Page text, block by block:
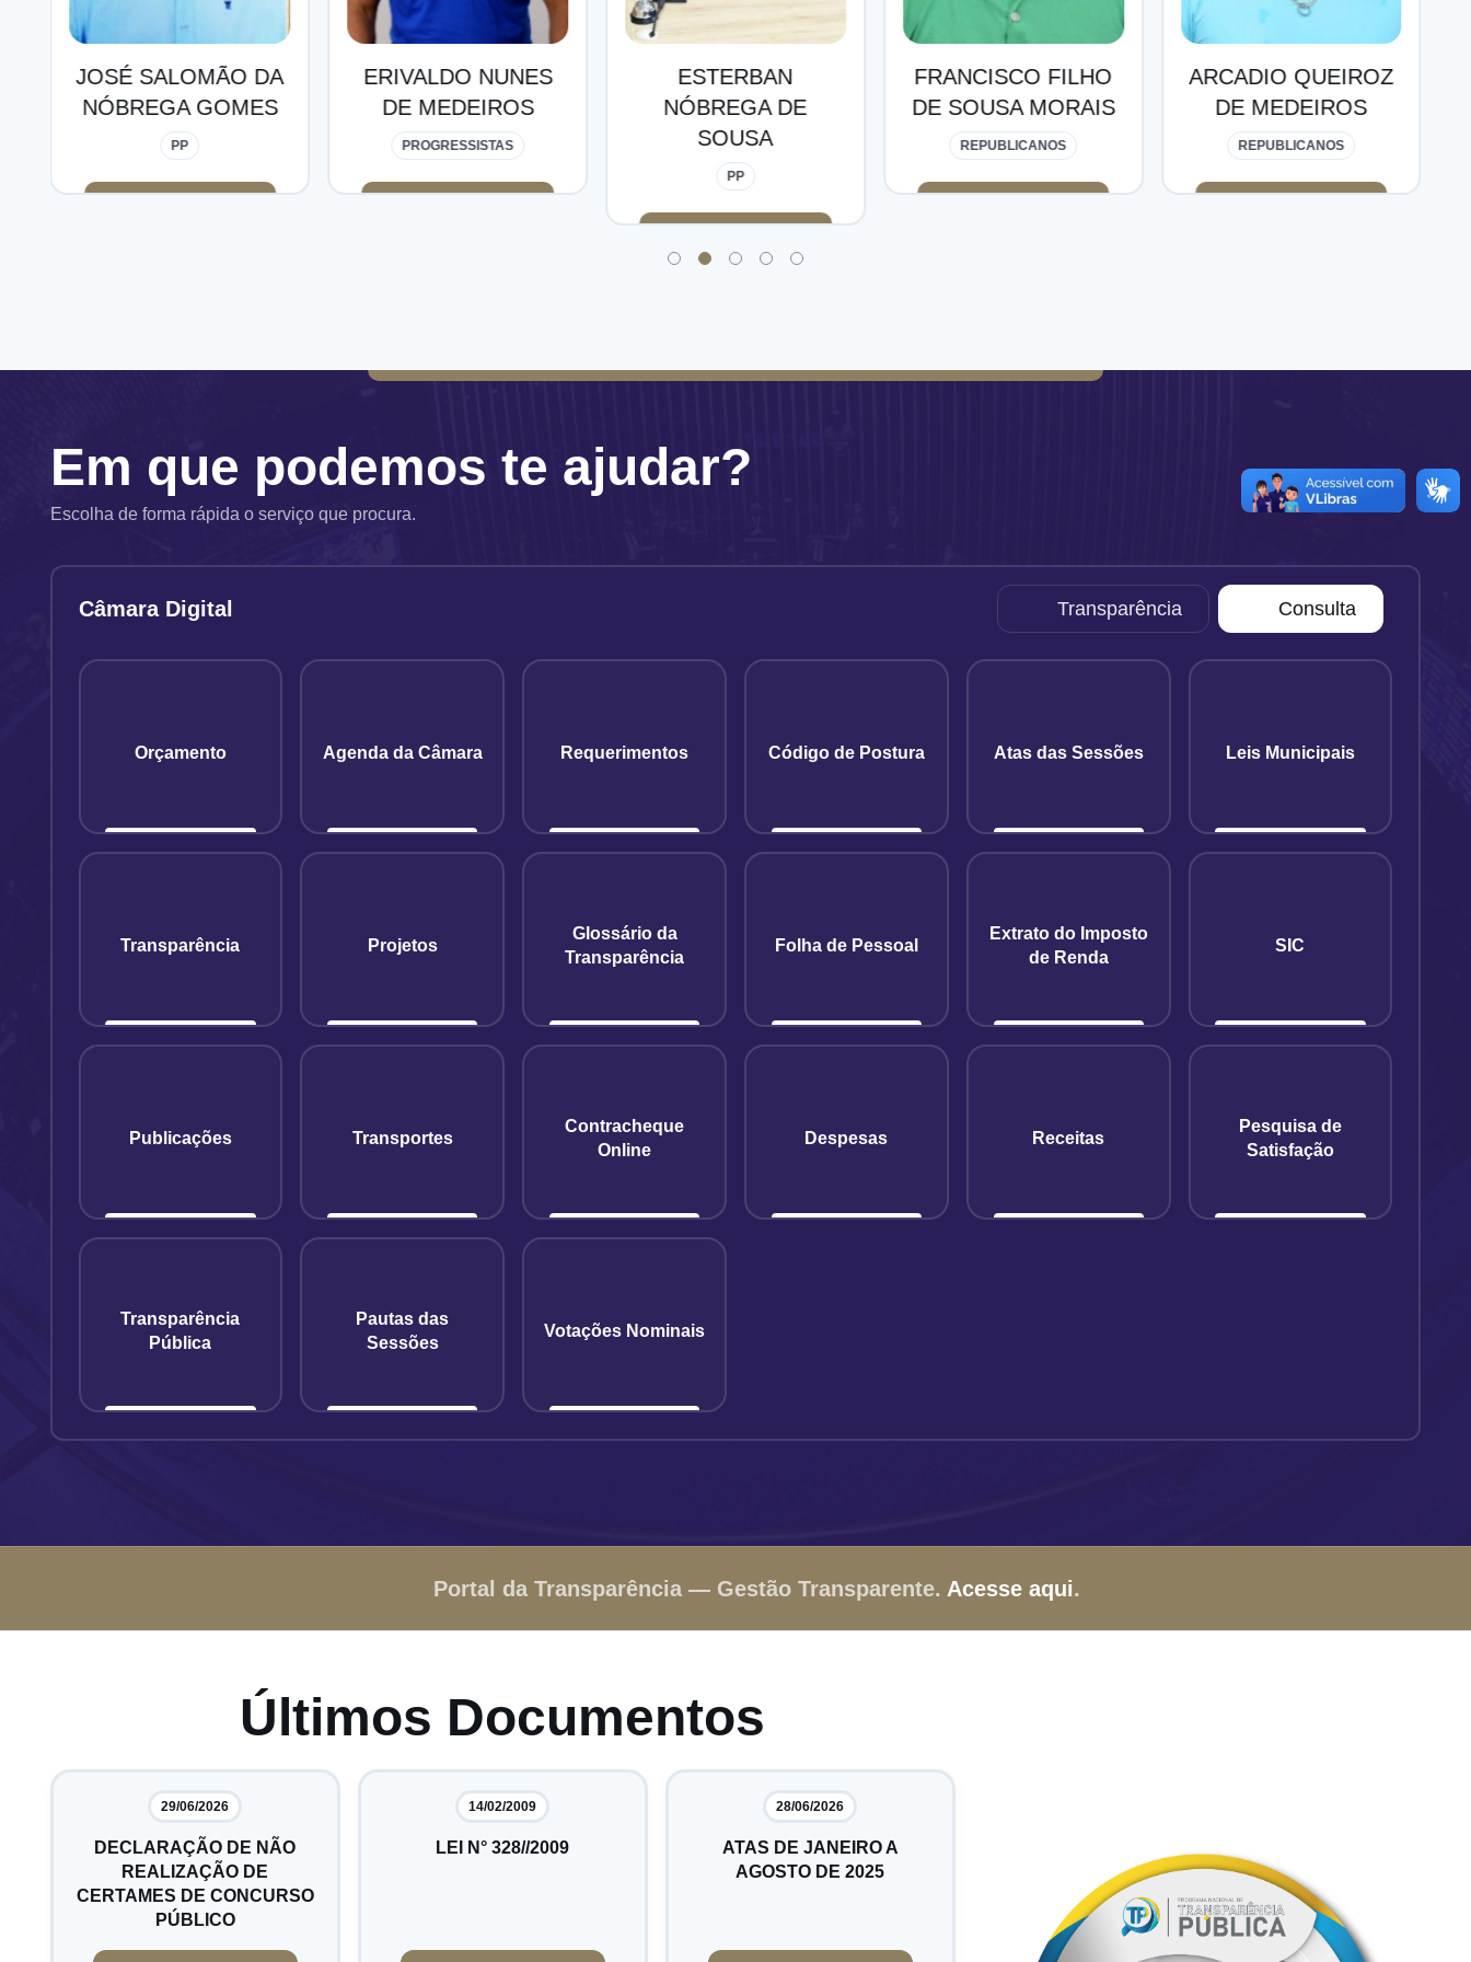
ERIVALDO NUNES
DE MEDEIROS
PROGRESSISTAS
ESTERBAN
NÓBREGA DE
SOUSA
FRANCISCO FILHO
DE SOUSA MORAIS
REPUBLICANOS
ARCADIO QUEIROZ
DE MEDEIROS
REPUBLICANOS
ELIANE WANDERLEY
BEZERRA
PP
Em que podemos te ajudar?
Escolha de forma rápida o serviço que procura.
Câmara Digital Transparência Consulta
Orçamento Agenda da Câmara Requerimentos Código de Postura Atas das Sessões Leis Municipais
Transparência Projetos
Glossário da
Transparência
Folha de Pessoal
Extrato do Imposto
de Renda
SIC
Publicações Transportes
Contracheque
Online
Despesas Receitas
Pesquisa de
Satisfação
Transparência
Pública
Pautas das
Sessões
Votações Nominais
Portal da Transparência — Gestão Transparente. Acesse aqui.
Últimos Documentos
29/06/2026
DECLARAÇÃO DE NÃO
REALIZAÇÃO DE
CERTAMES DE CONCURSO
PÚBLICO
14/02/2009
LEI N° 328//2009
28/06/2026
ATAS DE JANEIRO A
AGOSTO DE 2025